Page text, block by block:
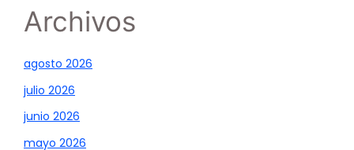
Archivos
agosto 2026
julio 2026
junio 2026
mayo 2026